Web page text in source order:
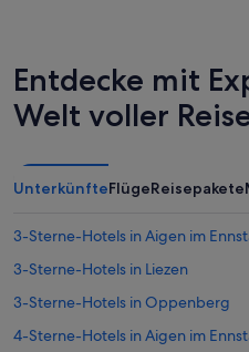
Entdecke mit
Welt voller
UnterkünfteFlügeReisepakete
3-Sterne-Hotels in Aigen im
3-Sterne-Hotels in Liezen
3-Sterne-Hotels in Oppenberg
4-Sterne-Hotels in Aigen im